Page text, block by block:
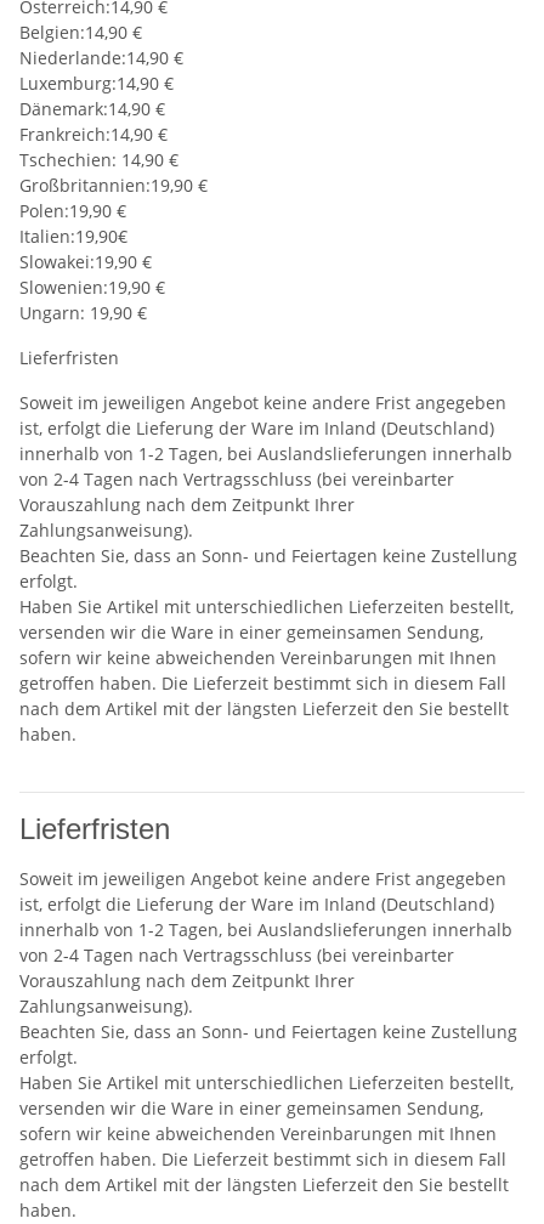
Österreich:14,90 €
Belgien:14,90 €
Niederlande:14,90 €
Luxemburg:14,90 €
Dänemark:14,90 €
Frankreich:14,90 €
Tschechien: 14,90 €
Großbritannien:19,90 €
Polen:19,90 €
Italien:19,90€
Slowakei:19,90 €
Slowenien:19,90 €
Ungarn: 19,90 €
Lieferfristen
Soweit im jeweiligen Angebot keine andere Frist angegeben
ist, erfolgt die Lieferung der Ware im Inland (Deutschland)
innerhalb von 1-2 Tagen, bei Auslandslieferungen innerhalb
von 2-4 Tagen nach Vertragsschluss (bei vereinbarter
Vorauszahlung nach dem Zeitpunkt Ihrer
Zahlungsanweisung).
Beachten Sie, dass an Sonn- und Feiertagen keine Zustellung
erfolgt.
Haben Sie Artikel mit unterschiedlichen Lieferzeiten bestellt,
versenden wir die Ware in einer gemeinsamen Sendung,
sofern wir keine abweichenden Vereinbarungen mit Ihnen
getroffen haben. Die Lieferzeit bestimmt sich in diesem Fall
nach dem Artikel mit der längsten Lieferzeit den Sie bestellt
haben.
Lieferfristen
Soweit im jeweiligen Angebot keine andere Frist angegeben
ist, erfolgt die Lieferung der Ware im Inland (Deutschland)
innerhalb von 1-2 Tagen, bei Auslandslieferungen innerhalb
von 2-4 Tagen nach Vertragsschluss (bei vereinbarter
Vorauszahlung nach dem Zeitpunkt Ihrer
Zahlungsanweisung).
Beachten Sie, dass an Sonn- und Feiertagen keine Zustellung
erfolgt.
Haben Sie Artikel mit unterschiedlichen Lieferzeiten bestellt,
versenden wir die Ware in einer gemeinsamen Sendung,
sofern wir keine abweichenden Vereinbarungen mit Ihnen
getroffen haben. Die Lieferzeit bestimmt sich in diesem Fall
nach dem Artikel mit der längsten Lieferzeit den Sie bestellt
haben.